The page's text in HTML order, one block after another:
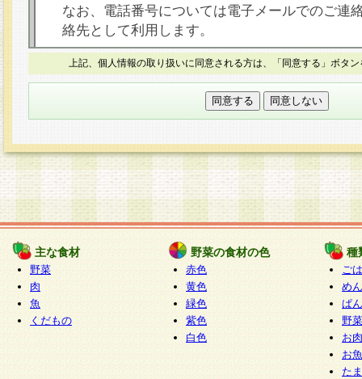
なお、電話番号については電子メールでのご連
絡先として利用します。
○本人が容易に認識できない方法による個人情報
本フォームでは、セッション管理のためCookie
○個人情報の第三者提供について
力いただく個人情報は第三者に提供しません。
○個人情報の委託について
個人情報の取り扱いを外部に委託する場合は、
情報管理基準を満たす企業を選定して委託を行
が行われるよう監督します。
○開示対象個人情報の開示等および問い合わせ窓口
本人からの求めにより、当社が本件により取得
報の利用目的の通知・開示・内容の訂正・追加
停止・消去及び第三者への提供の禁止（以下、
といいます。）に応じます。
開示等に応じる窓口は以下になります。
上記、個人情報の取り扱いに同意される方は、「同意する」ボタ
主な食材
野菜
肉
魚
くだもの
野菜の食材の色
赤色
黄色
緑色
紫色
白色
種
ご
めん
ぱん
野
お
お
た